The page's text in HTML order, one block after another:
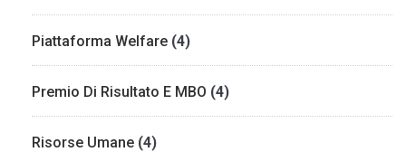
Piattaforma Welfare (4)
Premio Di Risultato E MBO (4)
Risorse Umane (4)